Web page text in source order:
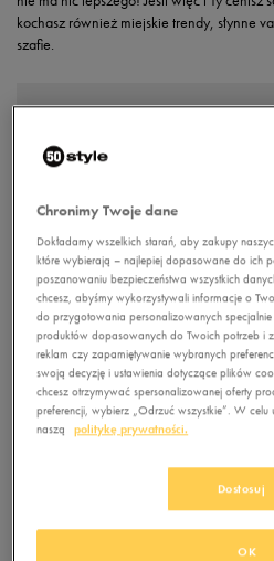
kochasz również miejskie trendy, słynne
szafie.
Chronimy Twoje dane
Dokładamy wszelkich starań, aby zakupy
które wybierają – najlepiej dopasowane do ich
poszanowaniu bezpieczeństwa wszystkich
chcesz, abyśmy wykorzystywali informacje o
do przygotowania personalizowanych
produktów dopasowanych do Twoich potrzeb i
reklam czy zapamiętywanie wybranych
swoją decyzję i ustawienia dotyczące plików
chcesz otrzymywać spersonalizowanej oferty
preferencji, wybierz „Odrzuć wszystkie”. W
naszą
politykę prywatności.
Dostosuj
OK